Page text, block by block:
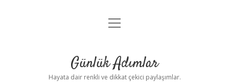
Anasayfa
Yasal Uyarı
menüyü
Günlük Adımlar
Hayata dair renkli ve dikkat çekici paylaşımlar.